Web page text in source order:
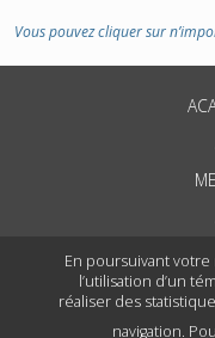
En poursuivant
l’utilisation d’un
réaliser des
navigation.
Vous pouvez cliquer sur